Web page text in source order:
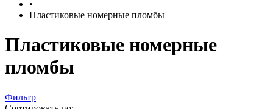
•
Пластиковые номерные пломбы
Пластиковые номерные
пломбы
Фильтр